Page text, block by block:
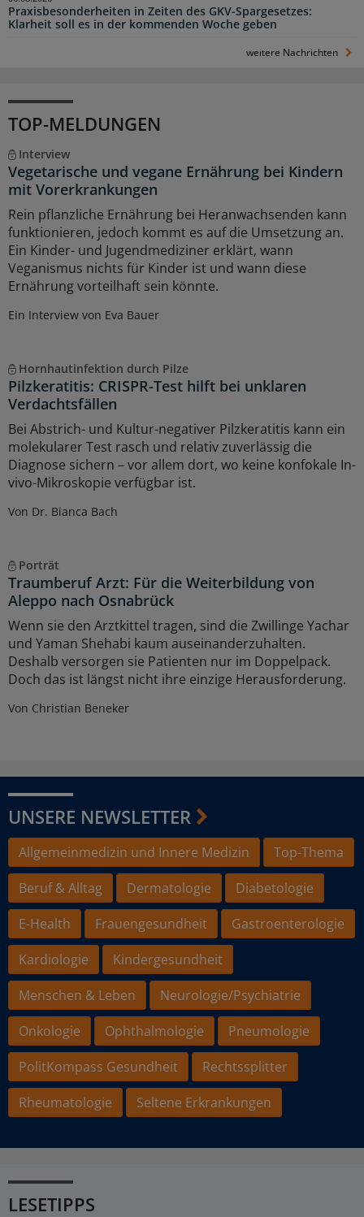
Praxisbesonderheiten in Zeiten des GKV-Spargesetzes:
Klarheit soll es in der kommenden Woche geben
weitere Nachrichten
TOP-MELDUNGEN
Interview
Vegetarische und vegane Ernährung bei Kindern
mit Vorerkrankungen
Rein pflanzliche Ernährung bei Heranwachsenden kann
funktionieren, jedoch kommt es auf die Umsetzung an.
Ein Kinder- und Jugendmediziner erklärt, wann
Veganismus nichts für Kinder ist und wann diese
Ernährung vorteilhaft sein könnte.
Ein Interview von Eva Bauer
Hornhautinfektion durch Pilze
Pilzkeratitis: CRISPR-Test hilft bei unklaren
Verdachtsfällen
Bei Abstrich- und Kultur-negativer Pilzkeratitis kann ein
molekularer Test rasch und relativ zuverlässig die
Diagnose sichern – vor allem dort, wo keine konfokale In-
vivo-Mikroskopie verfügbar ist.
Von Dr. Bianca Bach
Porträt
Traumberuf Arzt: Für die Weiterbildung von
Aleppo nach Osnabrück
Wenn sie den Arztkittel tragen, sind die Zwillinge Yachar
und Yaman Shehabi kaum auseinanderzuhalten.
Deshalb versorgen sie Patienten nur im Doppelpack.
Doch das ist längst nicht ihre einzige Herausforderung.
Von Christian Beneker
UNSERE NEWSLETTER
Allgemeinmedizin und Innere Medizin
Top-Thema
Beruf & Alltag
Dermatologie
Diabetologie
E-Health
Frauengesundheit
Gastroenterologie
Kardiologie
Kindergesundheit
Menschen & Leben
Neurologie/Psychiatrie
Onkologie
Ophthalmologie
Pneumologie
PolitKompass Gesundheit
Rechtssplitter
Rheumatologie
Seltene Erkrankungen
LESETIPPS